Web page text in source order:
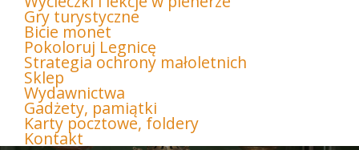
Gry turystyczne
Bicie monet
Pokoloruj Legnicę
Strategia ochrony małoletnich
Sklep
Wydawnictwa
Gadżety, pamiątki
Karty pocztowe, foldery
Kontakt